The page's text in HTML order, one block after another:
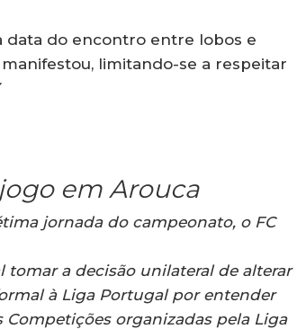
data do encontro entre lobos e
limitando-se a respeitar
em Arouca
jornada do campeonato, o FC
tomar a decisão unilateral de alterar
à Liga Portugal por entender
organizadas pela Liga